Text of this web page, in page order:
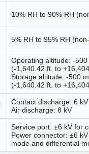
10% RH to 90% RH
5% RH to 95% RH
Operating altitude: -
(-1,640.42 ft. to
Storage altitude: -500
(-1,640.42 ft. to
Contact discharge: 6 kV
Air discharge: 8 kV
Service port: ±6 kV for
Power connector: ±6
mode and differential